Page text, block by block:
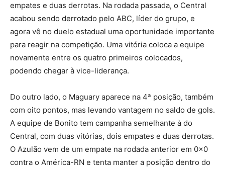
empates e duas derrotas. Na rodada passada, o Central
acabou sendo derrotado pelo ABC, líder do grupo, e
agora vê no duelo estadual uma oportunidade importante
para reagir na competição. Uma vitória coloca a equipe
novamente entre os quatro primeiros colocados,
podendo chegar à vice-liderança.
Do outro lado, o Maguary aparece na 4ª posição, também
com oito pontos, mas levando vantagem no saldo de gols.
A equipe de Bonito tem campanha semelhante à do
Central, com duas vitórias, dois empates e duas derrotas.
O Azulão vem de um empate na rodada anterior em 0x0
contra o América-RN e tenta manter a posição dentro do